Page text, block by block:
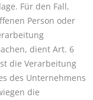
Für den Fall,
Person oder
dient Art. 6
die Verarbeitung
des Unternehmens
die